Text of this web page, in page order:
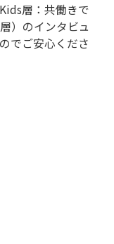
層：共働きで
）のインタビュ
でご安心くださ